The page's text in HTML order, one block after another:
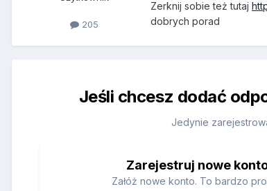
205
Zerknij sobie też tutaj
dobrych porad
Jeśli chcesz dodać
Jedynie
Zarejestruj nowe
Załóż nowe konto. To bardzo